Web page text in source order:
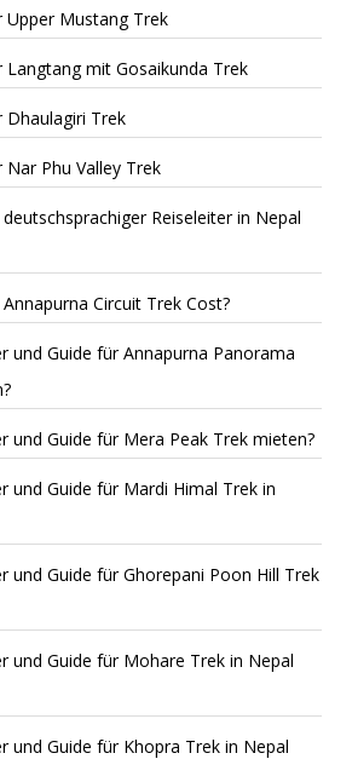
Upper Mustang Trek
Langtang mit Gosaikunda Trek
Dhaulagiri Trek
Phu Valley Trek
Reiseleiter in Nepal
Circuit Trek Cost?
und Guide für Annapurna Panorama
und Guide für Mera Peak Trek mieten?
und Guide für Mardi Himal Trek in
und Guide für Ghorepani Poon Hill Trek
und Guide für Mohare Trek in Nepal
und Guide für Khopra Trek in Nepal